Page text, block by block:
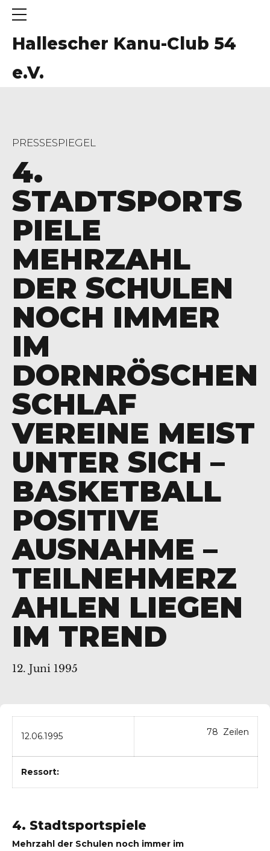
Hallescher Kanu-Club 54
e.V.
PRESSESPIEGEL
4.
STADTSPORTS
PIELE
MEHRZAHL
DER SCHULEN
NOCH IMMER
IM
DORNRÖSCHEN
SCHLAF
VEREINE MEIST
UNTER SICH –
BASKETBALL
POSITIVE
AUSNAHME –
TEILNEHMERZ
AHLEN LIEGEN
IM TREND
12. Juni 1995
12.06.1995 78 Zeilen
Ressort:
4. Stadtsportspiele
Mehrzahl der Schulen noch immer im